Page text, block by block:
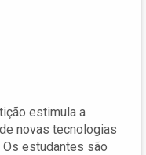
estimula a
novas tecnologias
estudantes são